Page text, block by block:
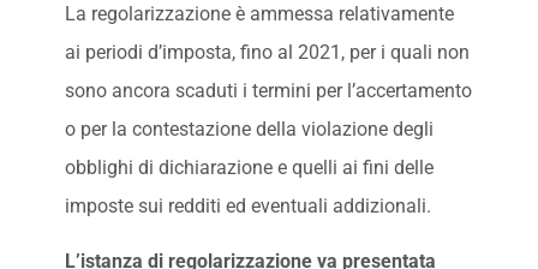
La regolarizzazione è ammessa relativamente
ai periodi d’imposta, fino al 2021, per i quali non
sono ancora scaduti i termini per l’accertamento
o per la contestazione della violazione degli
obblighi di dichiarazione e quelli ai fini delle
imposte sui redditi ed eventuali addizionali.
L’istanza di regolarizzazione va presentata